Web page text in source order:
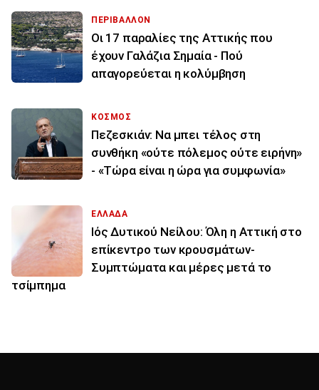
ΠΕΡΙΒΑΛΛΟΝ
Οι 17 παραλίες της Αττικής που
έχουν Γαλάζια Σημαία - Πού
απαγορεύεται η κολύμβηση
ΚΟΣΜΟΣ
Πεζεσκιάν: Να μπει τέλος στη
συνθήκη «ούτε πόλεμος ούτε ειρήνη»
- «Τώρα είναι η ώρα για συμφωνία»
ΕΛΛΑΔΑ
Ιός Δυτικού Νείλου: Όλη η Αττική στο
επίκεντρο των κρουσμάτων-
Συμπτώματα και μέρες μετά το
τσίμπημα